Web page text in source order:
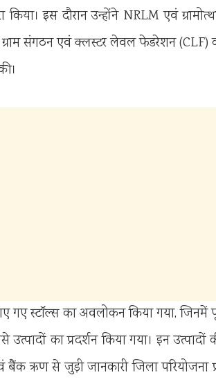
किया। इस दौरान उन्होंने NRLM एवं
ग्राम संगठन एवं क्लस्टर लेवल फेडरेशन (CLF)
गए स्टॉल्स का अवलोकन किया गया,
का प्रदर्शन किया गया। इन
बैंक ऋण से जुड़ी जानकारी जिला